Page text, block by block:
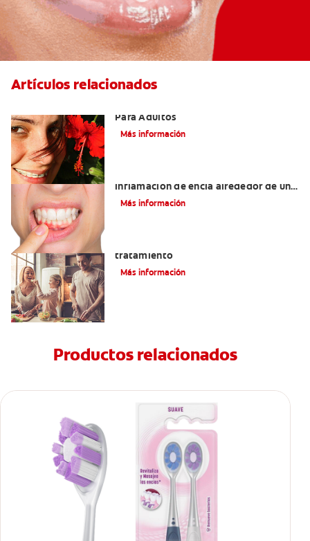
Artículos relacionados
Para Adultos
Más información
inflamación de encía alrededor de un
diente?
Más información
tratamiento
Más información
Productos relacionados